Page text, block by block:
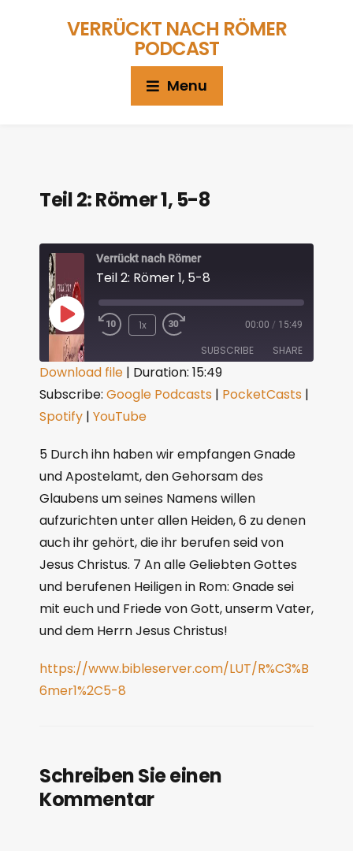
VERRÜCKT NACH RÖMER
PODCAST
Menu
Teil 2: Römer 1, 5-8
Verrückt nach Römer
Teil 2: Römer 1, 5-8
1x 00:00 / 15:49
SUBSCRIBE SHARE
Google Podcasts PocketCasts
Spotify
SHARE
EMBED
Download file | Duration: 15:49
Subscribe: Google Podcasts | PocketCasts |
Spotify | YouTube
5 Durch ihn haben wir empfangen Gnade
und Apostelamt, den Gehorsam des
Glaubens um seines Namens willen
aufzurichten unter allen Heiden, 6 zu denen
auch ihr gehört, die ihr berufen seid von
Jesus Christus. 7 An alle Geliebten Gottes
und berufenen Heiligen in Rom: Gnade sei
mit euch und Friede von Gott, unserm Vater,
und dem Herrn Jesus Christus!
https://www.bibleserver.com/LUT/R%C3%B
6mer1%2C5-8
Schreiben Sie einen
Kommentar